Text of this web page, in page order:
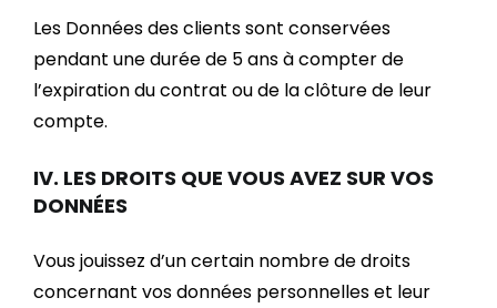
Les Données des clients sont conservées
pendant une durée de 5 ans à compter de
l’expiration du contrat ou de la clôture de leur
compte.
IV. LES DROITS QUE VOUS AVEZ SUR VOS
DONNÉES
Vous jouissez d’un certain nombre de droits
concernant vos données personnelles et leur